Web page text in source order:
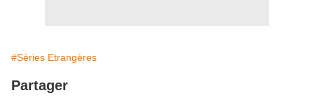
#Séries Etrangères
Partager